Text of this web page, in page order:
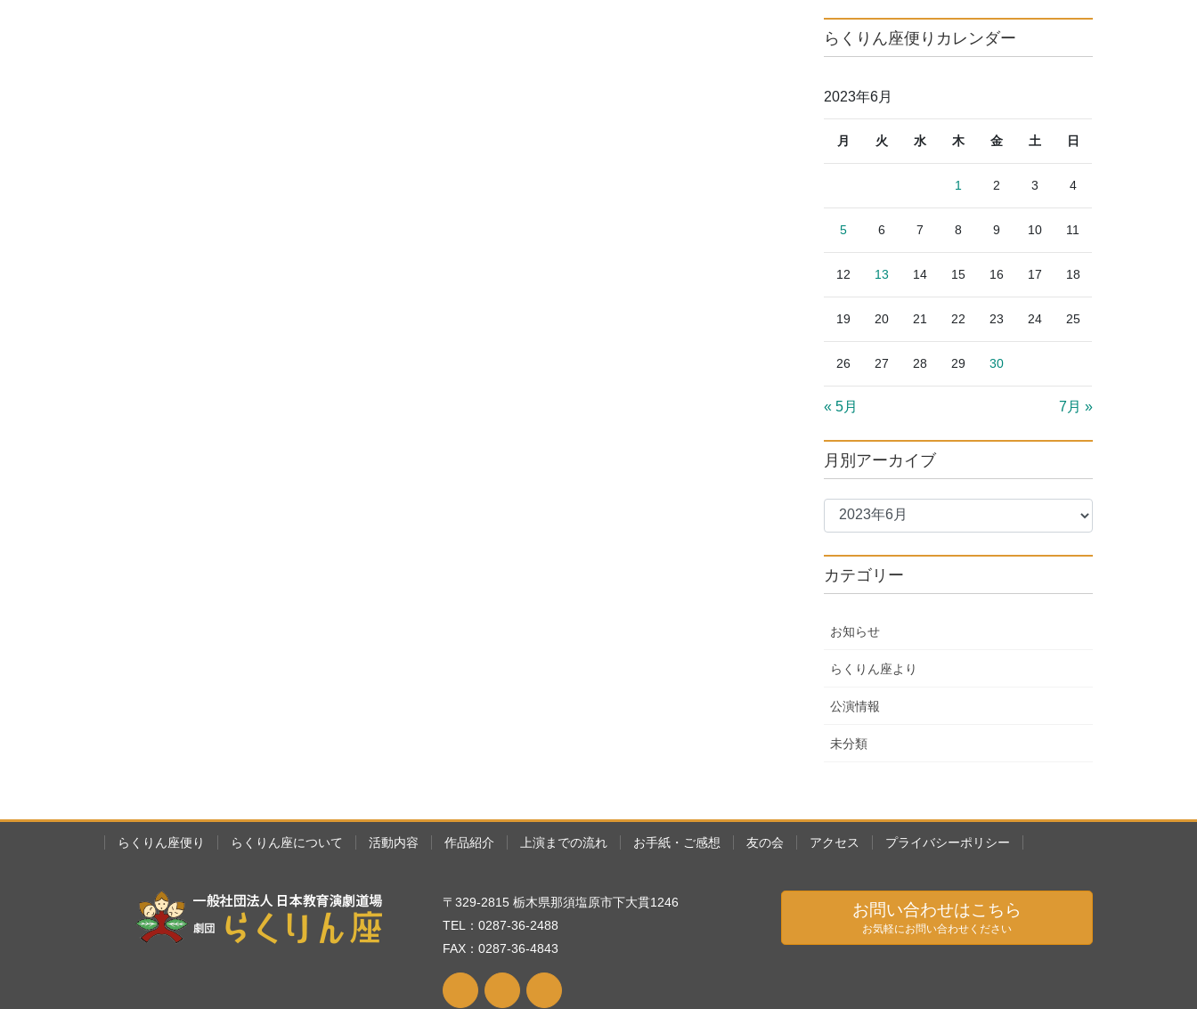
らくりん座便りカレンダー
2023年6月
月 火 水 木 金 土 日
1 2 3 4
5 6 7 8 9 10 11
12 13 14 15 16 17 18
19 20 21 22 23 24 25
26 27 28 29 30
« 5月 7月 »
月別アーカイブ
カテゴリー
お知らせ
らくりん座より
公演情報
未分類
らくりん座便り らくりん座について 活動内容 作品紹介 上演までの流れ お手紙・ご感想 友の会 アクセス プライバシーポリシー
〒329-2815 栃木県那須塩原市下大貫1246
TEL：0287-36-2488
FAX：0287-36-4843
お問い合わせはこちら
お気軽にお問い合わせください